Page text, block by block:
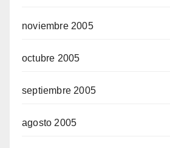
noviembre 2005
octubre 2005
septiembre 2005
agosto 2005